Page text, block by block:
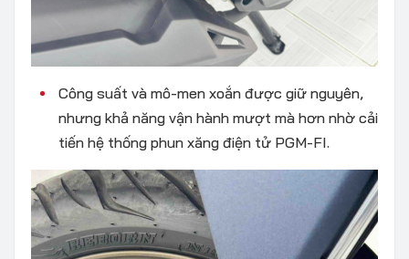
Công suất và mô-men xoắn được giữ nguyên,
nhưng khả năng vận hành mượt mà hơn nhờ cải
tiến hệ thống phun xăng điện tử PGM-FI.